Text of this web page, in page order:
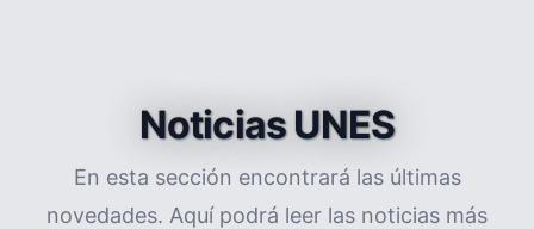
Noticias UNES
En esta sección encontrará las últimas
novedades. Aquí podrá leer las noticias más